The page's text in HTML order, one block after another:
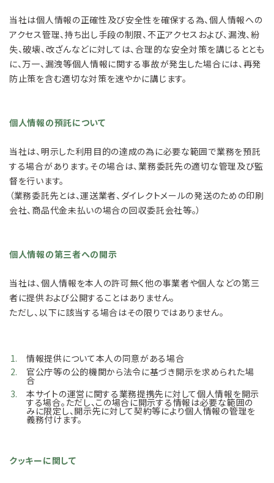
当社は個人情報の正確性及び安全性を確保する為、個人情報への
アクセス管理、持ち出し手段の制限、不正アクセスおよび、漏洩、紛
失、破壊、改ざんなどに対しては、合理的な安全対策を講じるととも
に、万一、漏洩等個人情報に関する事故が発生した場合には、再発
防止策を含む適切な対策を速やかに講じます。
個人情報の預託について
当社は、明示した利用目的の達成の為に必要な範囲で業務を預託
する場合があります。その場合は、業務委託先の適切な管理及び監
督を行います。
（業務委託先とは、運送業者、ダイレクトメールの発送のための印刷
会社、商品代金未払いの場合の回収委託会社等。）
個人情報の第三者への開示
当社は、個人情報を本人の許可無く他の事業者や個人などの第三
者に提供および公開することはありません。
ただし、以下に該当する場合はその限りではありません。
情報提供について本人の同意がある場合
官公庁等の公的機関から法令に基づき開示を求められた場
合
本サイトの運営に関する業務提携先に対して個人情報を開示
する場合。ただし、この場合に開示する情報は必要な範囲の
みに限定し、開示先に対して契約等により個人情報の管理を
義務付けます。
クッキーに関して